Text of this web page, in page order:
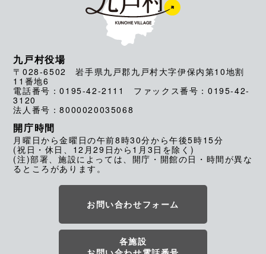
九戸村役場
〒028-6502 岩手県九戸郡九戸村大字伊保内第10地割
11番地6
電話番号：0195-42-2111 ファックス番号：0195-42-
3120
法人番号：8000020035068
開庁時間
月曜日から金曜日の午前8時30分から午後5時15分
(祝日・休日、12月29日から1月3日を除く)
(注)部署、施設によっては、開庁・開館の日・時間が異な
るところがあります。
お問い合わせフォーム
各施設